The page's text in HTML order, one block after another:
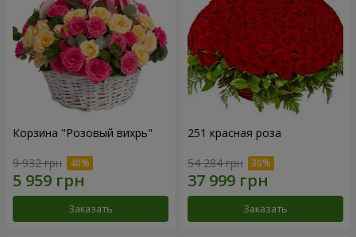
Корзина "Розовый вихрь"
9 932 грн
Заказать
251 красная роза
54 284 грн
Заказать